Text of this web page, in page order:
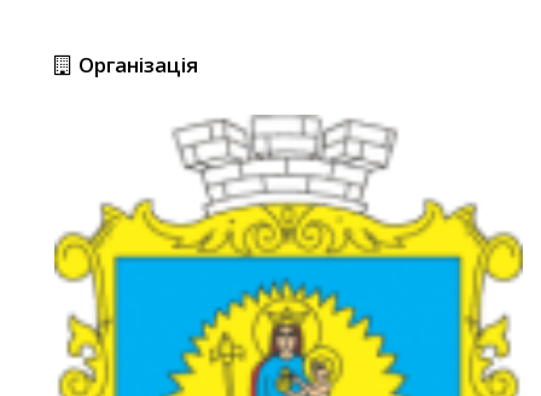
Організація